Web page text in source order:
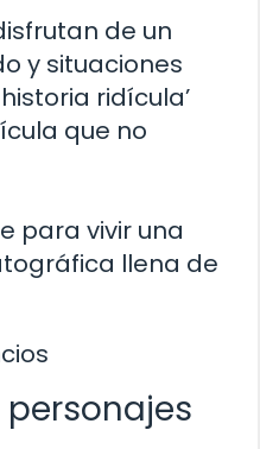
de un
y situaciones
ridícula’
que no
para vivir una
llena de